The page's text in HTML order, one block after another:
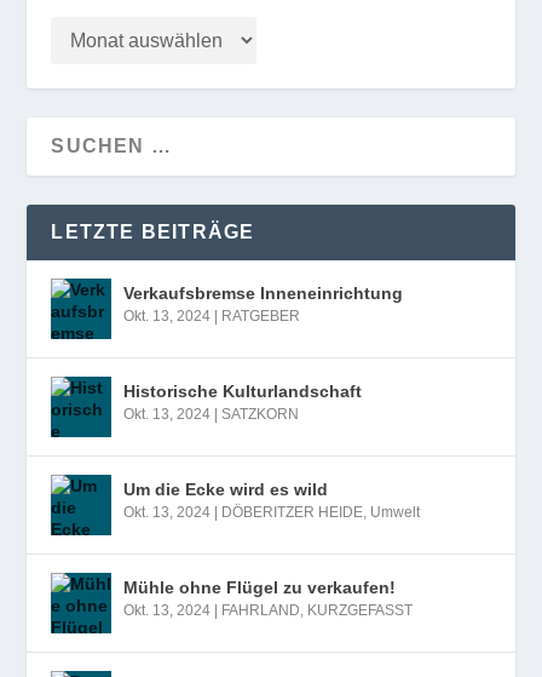
LETZTE BEITRÄGE
Verkaufsbremse Inneneinrichtung
Okt. 13, 2024 | RATGEBER
Historische Kulturlandschaft
Okt. 13, 2024 |SATZKORN
Um die Ecke wird es wild
Okt. 13, 2024 | DÖBERITZER HEIDE Umwelt
Mühle ohne Flügel zu verkaufen!
Okt. 13, 2024 | FAHRLAND KURZGEFASST